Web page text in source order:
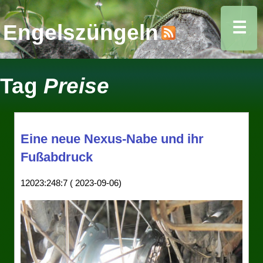
Engelszüngeln
Tag Preise
Eine neue Nexus-Nabe und ihr
Fußabdruck
12023:248:7 ( 2023-09-06)
☰